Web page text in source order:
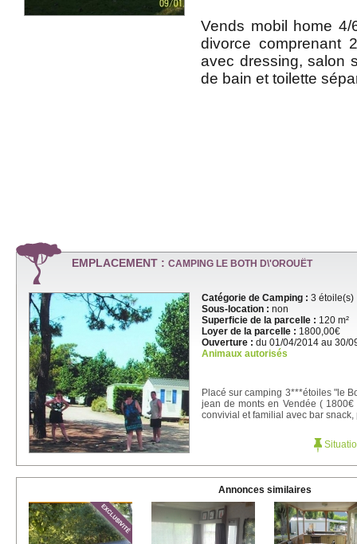
Vends mobil home
divorce comprenant
avec dressing, salon
de bain et toilette
EMPLACEMENT : CAMPING LE BOTH D\'OROUËT
Catégorie de Camping : 3 étoile(s)
Sous-location : non
Superficie de la parcelle : 120 m²
Loyer de la parcelle : 1800,00€
Ouverture : du 01/04/2014 au 30/
Animaux autorisés
Placé sur camping 3***étoiles "le
jean de monts en Vendée (
convivial et familial avec bar snack,
Annonces similaires